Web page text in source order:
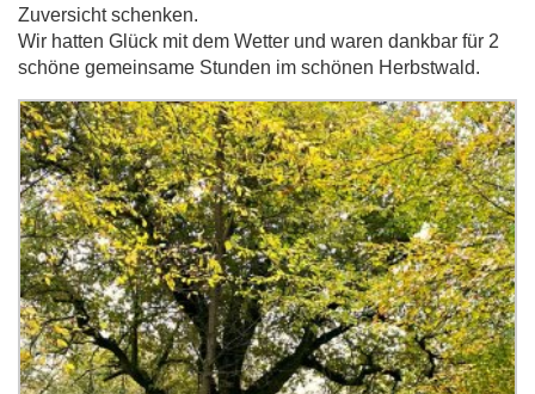
Zuversicht schenken.
Wir hatten Glück mit dem Wetter und waren dankbar für 2
schöne gemeinsame Stunden im schönen Herbstwald.